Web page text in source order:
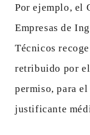
Por ejemplo, el
Empresas de
Técnicos
retribuido por
permiso, para
justificante